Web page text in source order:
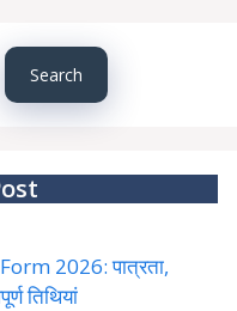
Search
2026: पात्रता,
तिथियां